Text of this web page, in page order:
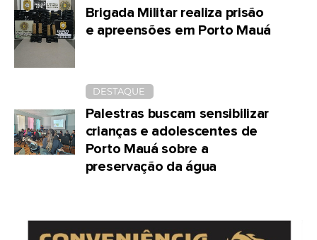
Brigada Militar realiza prisão
e apreensões em Porto Mauá
DESTAQUE
Palestras buscam sensibilizar
crianças e adolescentes de
Porto Mauá sobre a
preservação da água